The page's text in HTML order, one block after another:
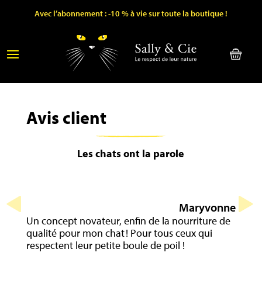
Avec l’abonnement : -10 % à vie sur toute la boutique !
Avis client
Les chats ont la parole
Maryvonne
Un concept novateur, enfin de la nourriture de
qualité pour mon chat ! Pour tous ceux qui